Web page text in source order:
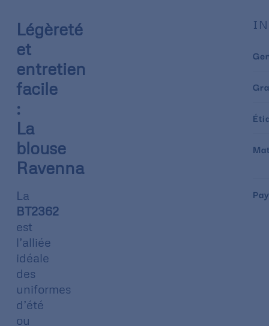
Légèreté
et
entretien
facile
:
La
blouse
Ravenna
La
BT2362
est
l’alliée
idéale
des
uniformes
d’été
ou